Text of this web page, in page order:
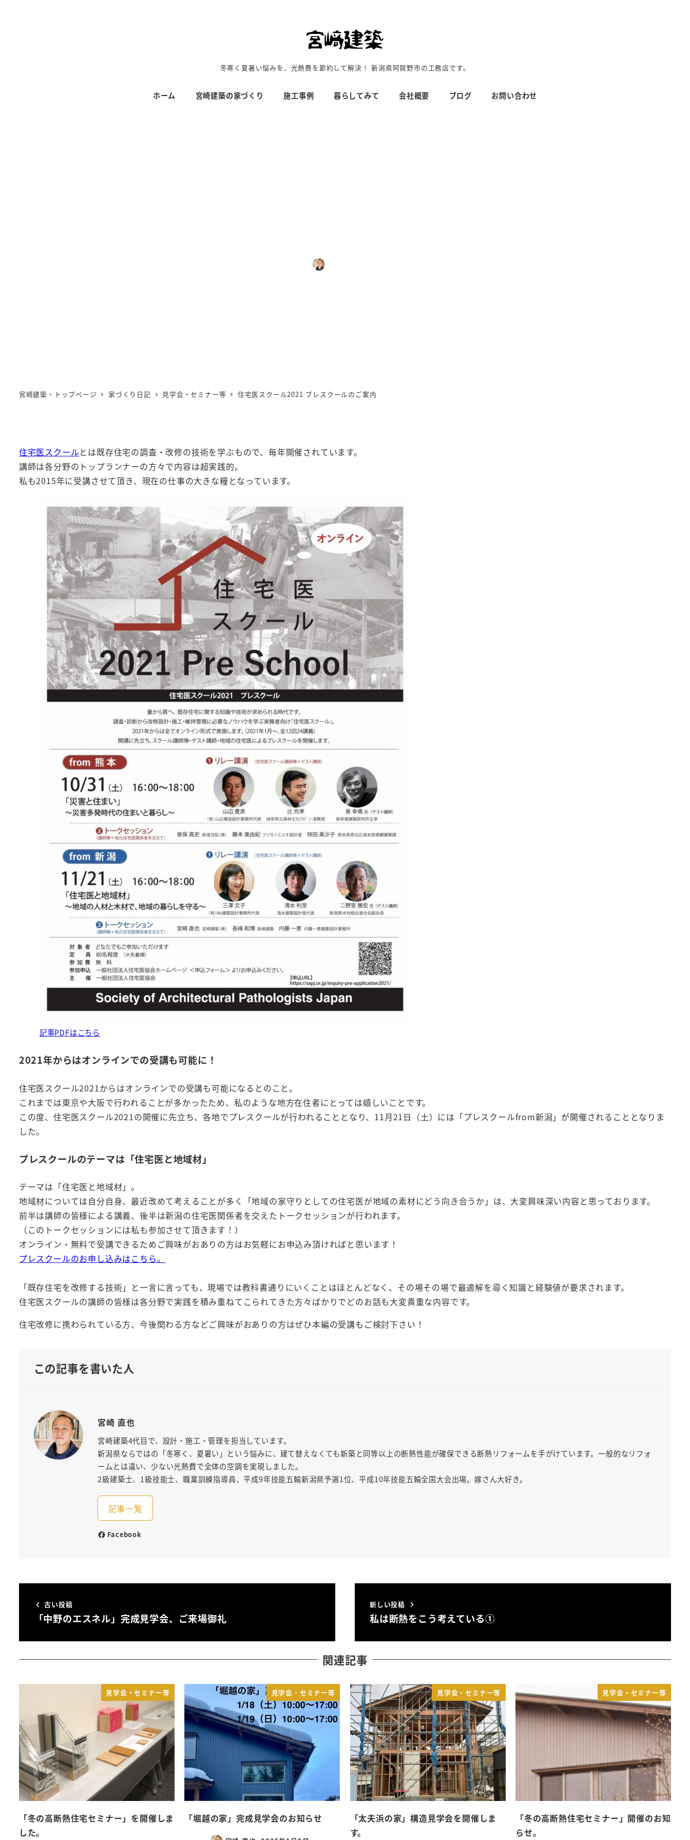
冬寒く夏暑い悩みを、光熱費を節約して解決！ 新潟県阿賀野市の工務店です。
ホーム 宮崎建築の家づくり 施工事例 暮らしてみて 会社概要 ブログ お問い合わせ
著
宮崎建築・トップページ 家づくり日記 見学会・セミナー等 住宅医スクール2021 プレスクールのご案内
住宅医スクールとは既存住宅の調査・改修の技術を学ぶもので、毎年開催されています。
講師は各分野のトップランナーの方々で内容は超実践的。
私も2015年に受講させて頂き、現在の仕事の大きな糧となっています。
記事PDFはこちら
2021年からはオンラインでの受講も可能に！
住宅医スクール2021からはオンラインでの受講も可能になるとのこと。
これまでは東京や大阪で行われることが多かったため、私のような地方在住者にとっては嬉しいことです。
この度、住宅医スクール2021の開催に先立ち、各地でプレスクールが行われることとなり、11月21日（土）には「プレスクールfrom新潟」が開催されることとなりま
した。
プレスクールのテーマは「住宅医と地域材」
テーマは「住宅医と地域材」。
地域材については自分自身、最近改めて考えることが多く「地域の家守りとしての住宅医が地域の素材にどう向き合うか」は、大変興味深い内容と思っております。
前半は講師の皆様による講義、後半は新潟の住宅医関係者を交えたトークセッションが行われます。
（このトークセッションには私も参加させて頂きます！）
オンライン・無料で受講できるためご興味がおありの方はお気軽にお申込み頂ければと思います！
プレスクールのお申し込みはこちら。
「既存住宅を改修する技術」と一言に言っても、現場では教科書通りにいくことはほとんどなく、その場その場で最適解を導く知識と経験値が要求されます。
住宅医スクールの講師の皆様は各分野で実践を積み重ねてこられてきた方々ばかりでどのお話も大変貴重な内容です。
住宅改修に携わられている方、今後関わる方などご興味がおありの方はぜひ本編の受講もご検討下さい！
この記事を書いた人
宮崎 直也
宮崎建築4代目で、設計・施工・管理を担当しています。
新潟県ならではの「冬寒く、夏暑い」という悩みに、建て替えなくても新築と同等以上の断熱性能が確保できる断熱リフォームを手がけています。一般的なリフォ
ームとは違い、少ない光熱費で全体の空調を実現しました。
2級建築士、1級技能士、職業訓練指導員、平成9年技能五輪新潟県予選1位、平成10年技能五輪全国大会出場。嫁さん大好き。
記事一覧
Facebook
古い投稿
「中野のエスネル」完成見学会、ご来場御礼
新しい投稿
私は断熱をこう考えている①
関連記事
見学会・セミナー等
「冬の高断熱住宅セミナー」を開催しま
した。
見学会・セミナー等
「堀越の家」完成見学会のお知らせ
見学会・セミナー等
「太夫浜の家」構造見学会を開催しま
す。
見学会・セミナー等
「冬の高断熱住宅セミナー」開催のお知
らせ。